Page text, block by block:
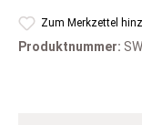
Zum Merkzettel
Produktnummer: